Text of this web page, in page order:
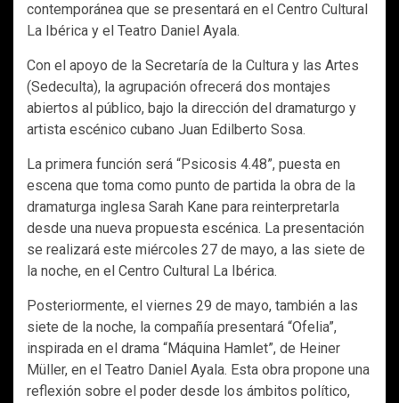
contemporánea que se presentará en el Centro Cultural
La Ibérica y el Teatro Daniel Ayala.
Con el apoyo de la Secretaría de la Cultura y las Artes
(Sedeculta), la agrupación ofrecerá dos montajes
abiertos al público, bajo la dirección del dramaturgo y
artista escénico cubano Juan Edilberto Sosa.
La primera función será “Psicosis 4.48”, puesta en
escena que toma como punto de partida la obra de la
dramaturga inglesa Sarah Kane para reinterpretarla
desde una nueva propuesta escénica. La presentación
se realizará este miércoles 27 de mayo, a las siete de
la noche, en el Centro Cultural La Ibérica.
Posteriormente, el viernes 29 de mayo, también a las
siete de la noche, la compañía presentará “Ofelia”,
inspirada en el drama “Máquina Hamlet”, de Heiner
Müller, en el Teatro Daniel Ayala. Esta obra propone una
reflexión sobre el poder desde los ámbitos político,